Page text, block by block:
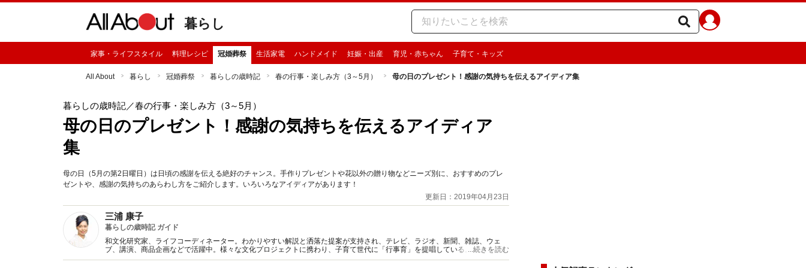
暮らし
家事・ライフスタイル 料理レシピ 冠婚葬祭 生活家電 ハンドメイド 妊娠・出産 育児・赤ちゃん 子育て・キッズ
All About 暮らし 冠婚葬祭 暮らしの歳時記 春の行事・楽しみ方（3～5月） 母の日のプレゼント！感謝の気持ちを伝えるアイディア集
暮らしの歳時記／春の行事・楽しみ方（3～5月）
母の日のプレゼント！感謝の気持ちを伝えるアイディア
集
母の日（5月の第2日曜日）は日頃の感謝を伝える絶好のチャンス。手作りプレゼントや花以外の贈り物などニーズ別に、おすすめのプレ
ゼントや、感謝の気持ちのあらわし方をご紹介します。いろいろなアイディアがあります！
更新日：2019年04月23日
三浦 康子
暮らしの歳時記 ガイド
和文化研究家、ライフコーディネーター。わかりやすい解説と洒落た提案が支持され、テレビ、ラジオ、新聞、雑誌、ウェ
ブ、講演、商品企画などで活躍中。様々な文化プロジェクトに携わり、子育て世代に「行事育」を提唱している。著書、監修
書多数。
...続きを読む